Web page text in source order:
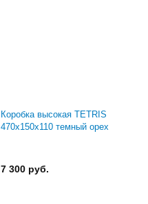
Коробка высокая TETRIS
470х150х110 темный орех
7 300 руб.